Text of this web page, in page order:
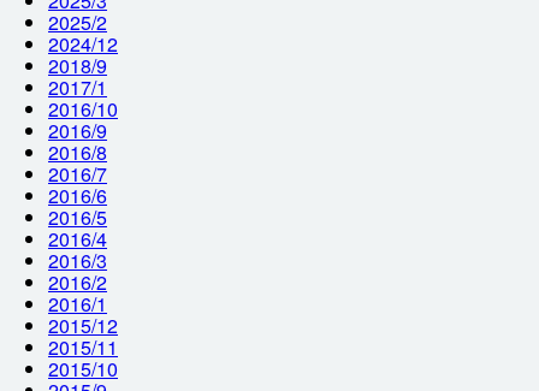
2025/2
2024/12
2018/9
2017/1
2016/10
2016/9
2016/8
2016/7
2016/6
2016/5
2016/4
2016/3
2016/2
2016/1
2015/12
2015/11
2015/10